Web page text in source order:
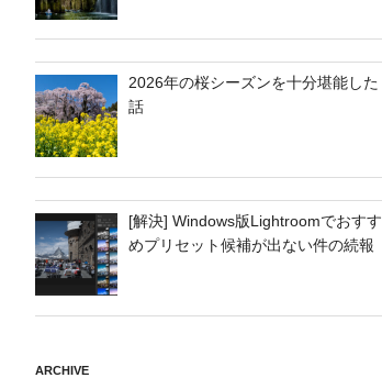
2026年の桜シーズンを十分堪能した
話
[解決] Windows版Lightroomでおすす
めプリセット候補が出ない件の続報
ARCHIVE